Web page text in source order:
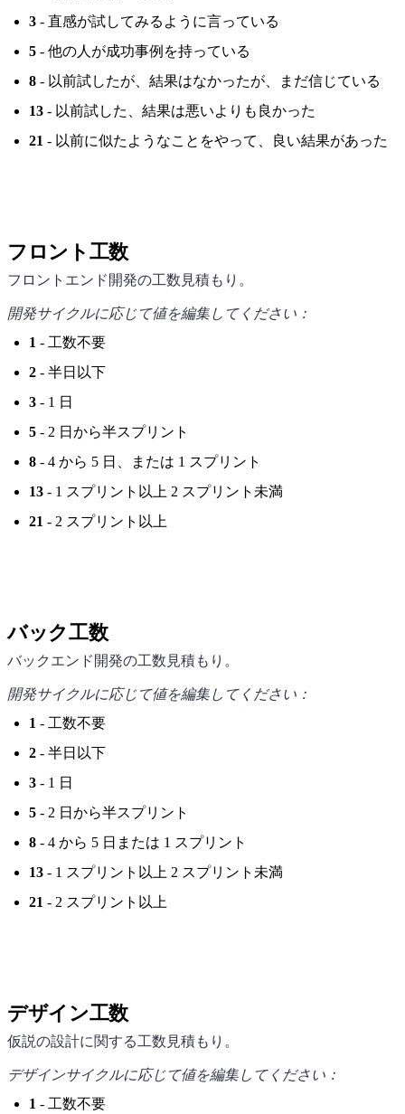
3 - 直感が試してみるように言っている
5 - 他の人が成功事例を持っている
8 - 以前試したが、結果はなかったが、まだ信じている
13 - 以前試した、結果は悪いよりも良かった
21 - 以前に似たようなことをやって、良い結果があった
フロント工数
フロントエンド開発の工数見積もり。
開発サイクルに応じて値を編集してください：
1 - 工数不要
2 - 半日以下
3 - 1 日
5 - 2 日から半スプリント
8 - 4 から 5 日、または 1 スプリント
13 - 1 スプリント以上 2 スプリント未満
21 - 2 スプリント以上
バック工数
バックエンド開発の工数見積もり。
開発サイクルに応じて値を編集してください：
1 - 工数不要
2 - 半日以下
3 - 1 日
5 - 2 日から半スプリント
8 - 4 から 5 日または 1 スプリント
13 - 1 スプリント以上 2 スプリント未満
21 - 2 スプリント以上
デザイン工数
仮説の設計に関する工数見積もり。
デザインサイクルに応じて値を編集してください：
1 - 工数不要